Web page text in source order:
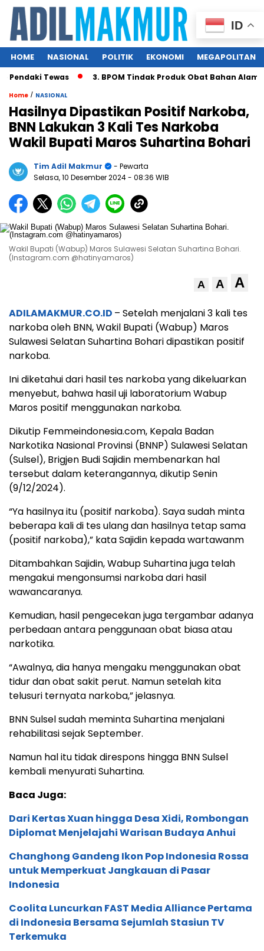
HOME NASIONAL POLITIK EKONOMI MEGAPOLITAN
Tewas 3. BPOM Tindak Produk Obat Bahan Alam
Home / NASIONAL
Hasilnya Dipastikan Positif Narkoba,
BNN Lakukan 3 Kali Tes Narkoba
Wakil Bupati Maros Suhartina Bohari
Tim Adil Makmur
- Pewarta
Selasa, 10 Desember 2024- 08:36 WIB
Wakil Bupati (Wabup) Maros Sulawesi Selatan Suhartina Bohari.
(Instagram.com @hatinyamaros)
A A A
ADILAMAKMUR.CO.ID – Setelah menjalani 3 kali tes
narkoba oleh BNN, Wakil Bupati (Wabup) Maros
Sulawesi Selatan Suhartina Bohari dipastikan positif
narkoba.
Ini diketahui dari hasil tes narkoba yang dikeluarkan
menyebut, bahwa hasil uji laboratorium Wabup
Maros positif menggunakan narkoba.
Dikutip Femmeindonesia.com, Kepala Badan
Narkotika Nasional Provinsi (BNNP) Sulawesi Selatan
(Sulsel), Brigjen Budi Sajidin membenarkan hal
tersebut dalam keterangannya, dikutip Senin
(9/12/2024).
“Ya hasilnya itu (positif narkoba). Saya sudah minta
beberapa kali di tes ulang dan hasilnya tetap sama
(positif narkoba),” kata Sajidin kepada wartawanm
Ditambahkan Sajidin, Wabup Suhartina juga telah
mengakui mengonsumsi narkoba dari hasil
wawancaranya.
Kemudian, hasil pengecekan juga tergambar adanya
perbedaan antara penggunaan obat biasa atau
narkotika.
“Awalnya, dia hanya mengaku menggunakan obat
tidur dan obat sakit perut. Namun setelah kita
telusuri ternyata narkoba,” jelasnya.
BNN Sulsel sudah meminta Suhartina menjalani
rehabilitasi sejak September.
Namun hal itu tidak direspons hingga BNN Sulsel
kembali menyurati Suhartina.
Baca Juga:
Dari Kertas Xuan hingga Desa Xidi, Rombongan
Diplomat Menjelajahi Warisan Budaya Anhui
Changhong Gandeng Ikon Pop Indonesia Rossa
untuk Memperkuat Jangkauan di Pasar
Indonesia
Coolita Luncurkan FAST Media Alliance Pertama
di Indonesia Bersama Sejumlah Stasiun TV
Terkemuka
ID